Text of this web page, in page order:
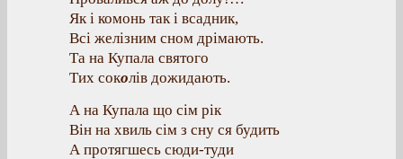
Як і комонь так і всадник,
Всі желізним сном дрімають.
Та на Купала святого
Тих соколів дожидають.
А на Купала що сім рік
Він на хвиль сім з сну ся будить
А протягшесь сюди-туди